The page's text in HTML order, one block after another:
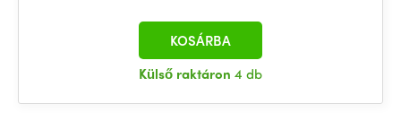
Külső raktáron 4 db
KOSÁRBA